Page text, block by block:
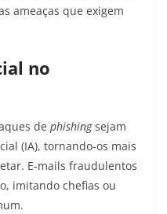
ameaças que exigem
no
de phishingsejam
(IA), tornando-os mais
E-mails fraudulentos
imitando chefias ou